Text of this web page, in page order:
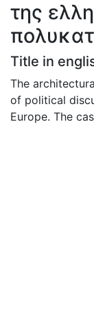
της
Title in
The
of political
Europe. The